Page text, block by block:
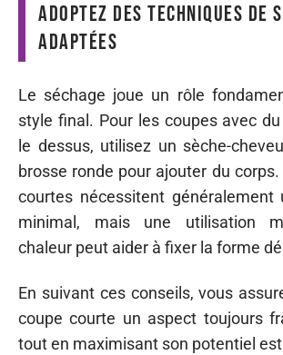
Adoptez des techniques de
adaptées
Le séchage joue un rôle
style final. Pour les coupes avec
le dessus, utilisez un sèche-
brosse ronde pour ajouter du
courtes nécessitent généralement
minimal, mais une utilisation
chaleur peut aider à fixer la forme
En suivant ces conseils, vous
coupe courte un aspect toujours
tout en maximisant son potentiel